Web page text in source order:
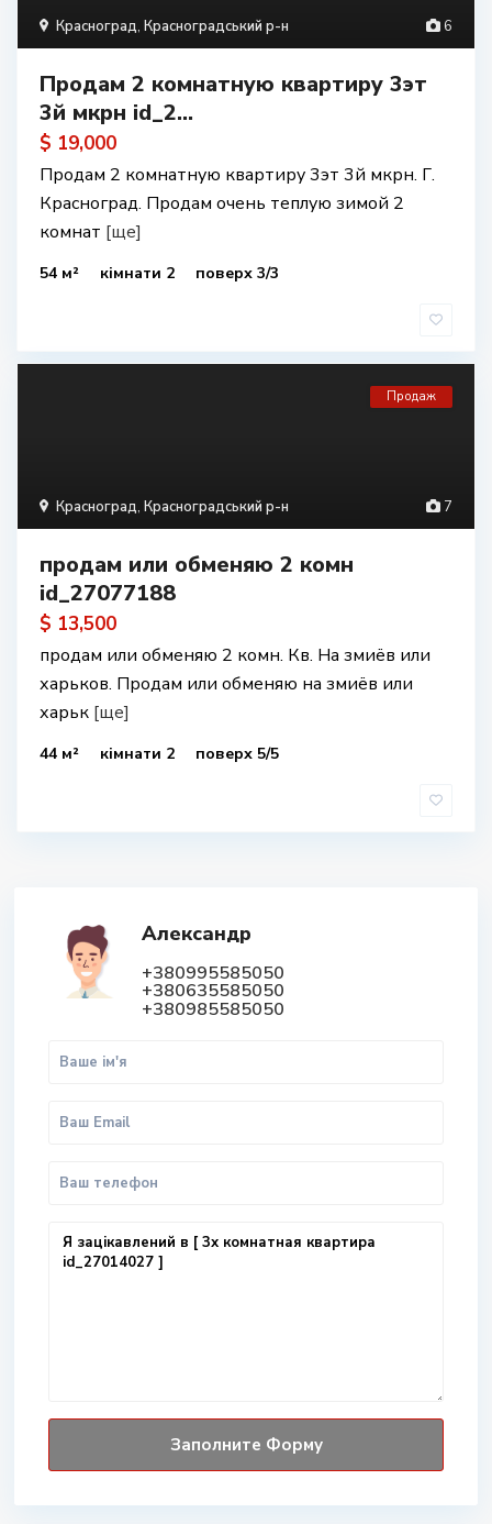
6
Красноград, Красноградський р-н
Продам 2 комнатную квартиру 3эт
3й мкрн id_2...
$ 19,000
Продам 2 комнатную квартиру 3эт 3й мкрн. Г.
Красноград. Продам очень теплую зимой 2
комнат [ще]
54 м² кімнати 2 поверх 3/3
7
Красноград, Красноградський р-н
Продаж
продам или обменяю 2 комн
id_27077188
$ 13,500
продам или обменяю 2 комн. Кв. На змиёв или
харьков. Продам или обменяю на змиёв или
харьк [ще]
44 м² кімнати 2 поверх 5/5
Александр
+380995585050
+380635585050
+380985585050